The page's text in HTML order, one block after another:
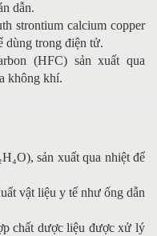
dẫn.
strontium calcium copper
dùng trong điện tử.
(HFC) sản xuất qua
không khí.
sản xuất qua nhiệt để
vật liệu y tế như ống dẫn
chất dược liệu được xử lý